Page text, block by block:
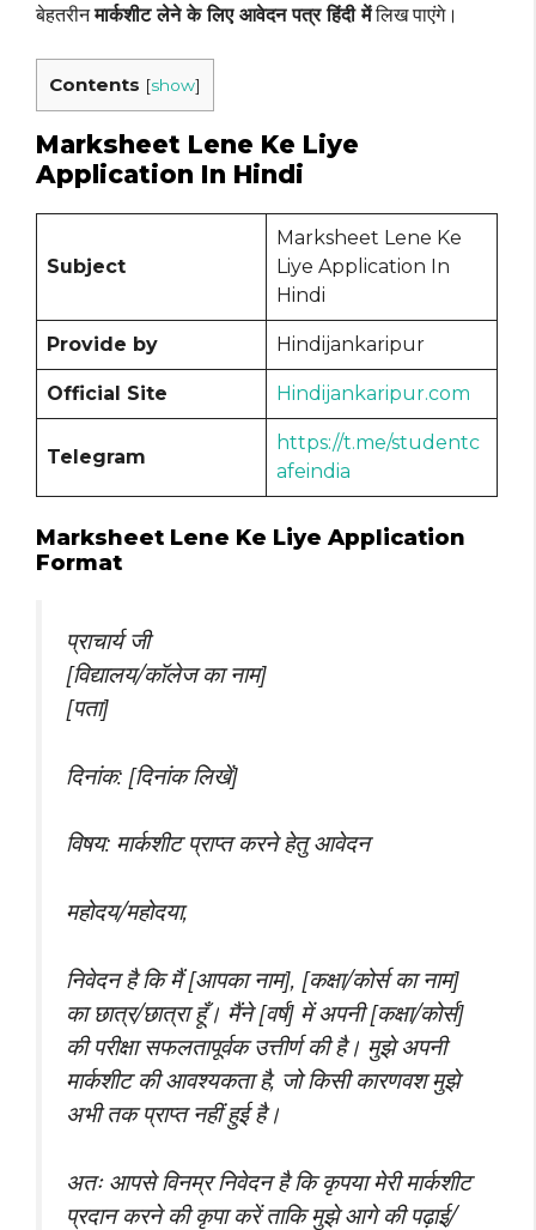
बेहतरीनमार्कशीट लेने के लिए आवेदन पत्र हिंदी मेंलिख पाएंगे।
Contents [show]
Marksheet Lene Ke Liye
Application In Hindi
Subject
Marksheet Lene Ke
Liye Application In
Hindi
Provide by Hindijankaripur
Official Site Hindijankaripur.com
Telegram
https://t.me/studentc
afeindia
Marksheet Lene Ke Liye Application
Format
प्राचार्य जी
[विद्यालय/कॉलेज का नाम]
[पता]
दिनांक: [दिनांक लिखें]
विषय: मार्कशीट प्राप्त करने हेतु आवेदन
महोदय/महोदया,
निवेदन है कि मैं [आपका नाम], [कक्षा/कोर्स का नाम]
का छात्र/छात्रा हूँ। मैंने [वर्ष] में अपनी [कक्षा/कोर्स]
की परीक्षा सफलतापूर्वक उत्तीर्ण की है। मुझे अपनी
मार्कशीट की आवश्यकता है, जो किसी कारणवश मुझे
अभी तक प्राप्त नहीं हुई है।
अतः आपसे विनम्र निवेदन है कि कृपया मेरी मार्कशीट
प्रदान करने की कृपा करें ताकि मुझे आगे की पढ़ाई/